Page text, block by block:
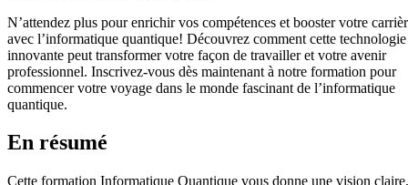
N’attendez plus pour enrichir vos compétences et booster votre
avec l’informatique quantique! Découvrez comment cette technologie
innovante peut transformer votre façon de travailler et votre avenir
professionnel. Inscrivez-vous dès maintenant à notre formation pour
commencer votre voyage dans le monde fascinant de l’informatique
quantique.
En résumé
Cette formation Informatique Quantique vous donne une vision claire,